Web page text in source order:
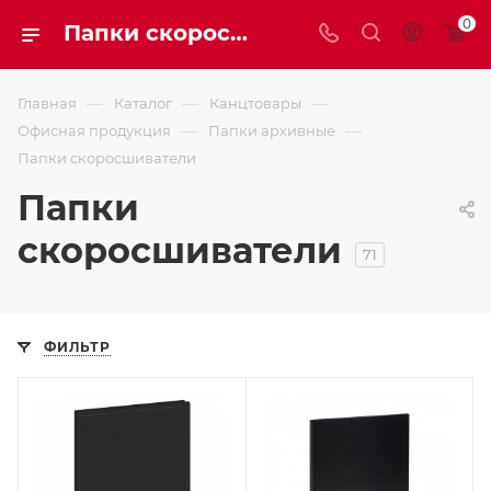
Папки скоросшиватели 0
Главная — Каталог — Канцтовары —
Офисная продукция — Папки архивные —
Папки скоросшиватели
Папки
скоросшиватели
71
ФИЛЬТР